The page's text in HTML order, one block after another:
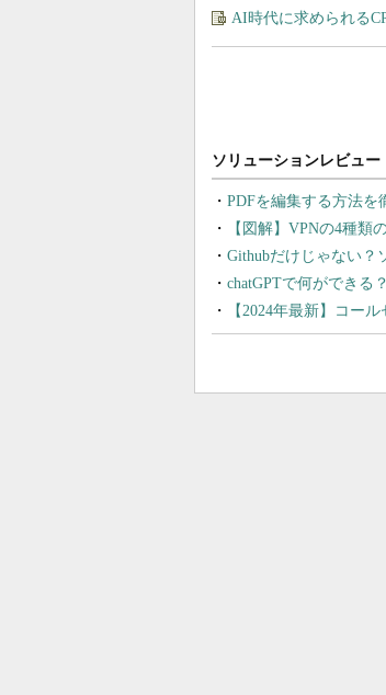
AI時代に求められる
PDFを編集する方法を
【図解】VPNの4種類
Githubだけじゃない？
chatGPTで何ができる
【2024年最新】コー